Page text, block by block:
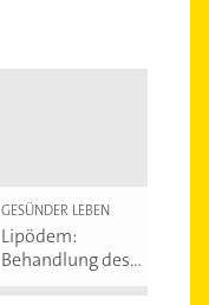
GESÜNDER LEBEN
Lipödem:
Behandlung des